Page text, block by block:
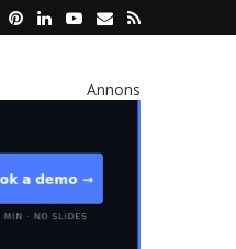
Annons